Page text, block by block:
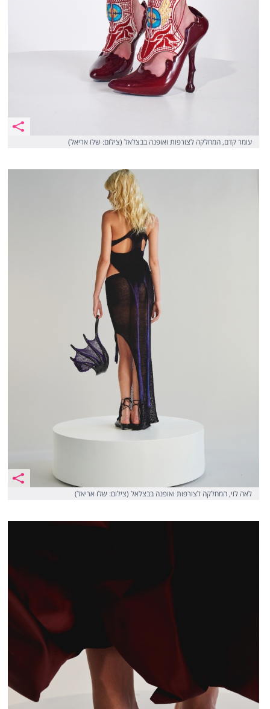
עומר קדם, המחלקה לצורפות ואופנה בבצלאל (צילום: שלו אריאל)
לאה לוי, המחלקה לצורפות ואופנה בבצלאל (צילום: שלו אריאל)